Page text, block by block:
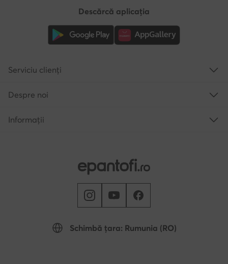
Schimbă țara: Rumunia (RO)
Descărcă aplicația
Serviciu clienți
Despre noi
Informații